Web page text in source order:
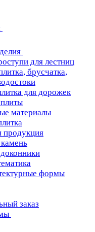
для лестниц
брусчатка,
для дорожек
материалы
продукция
формы
заказ